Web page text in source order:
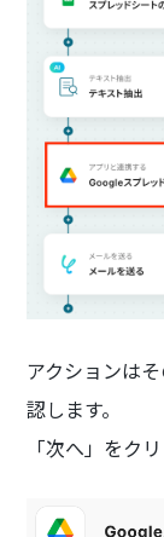
アクションは
認します。
「次へ」をク